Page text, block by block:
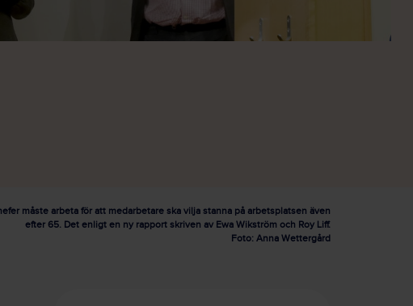
måste arbeta för att medarbetare ska vilja stanna på arbetsplatsen även
efter 65. Det enligt en ny rapport skriven av Ewa Wikström och Roy Liff.
Foto: Anna Wettergård